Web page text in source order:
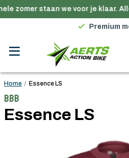
zomer staan we voor je klaar.
Gratis verzending in
Premium
Gratis verzending in
Home / Essence LS
BBB
Essence LS